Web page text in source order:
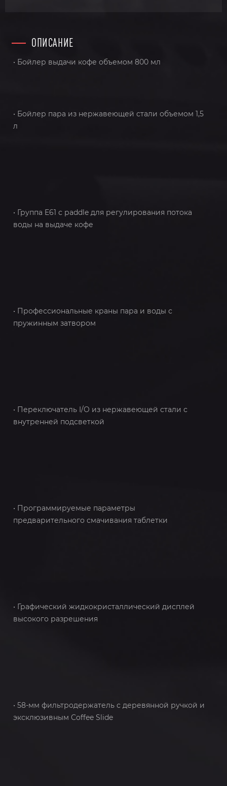
ОПИСАНИЕ
• Бойлер выдачи кофе объемом 800 мл
• Бойлер пара из нержавеющей стали объемом 1,5
л
• Группа E61 с рaddle для регулирования потока
воды на выдаче кофе
• Профессиональные краны пара и воды с
пружинным затвором
• Переключатель I/O из нержавеющей стали с
внутренней подсветкой
• Программируемые параметры
предварительного смачивания таблетки
• Графический жидкокристаллический дисплей
высокого разрешения
• 58-мм фильтродержатель с деревянной ручкой и
эксклюзивным Coffee Slide